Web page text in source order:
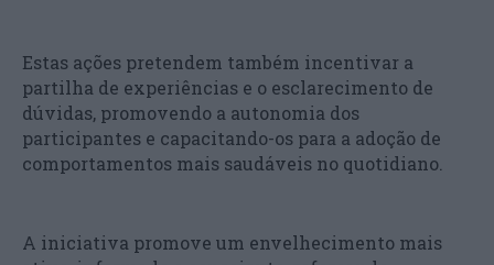
Estas ações pretendem também incentivar a
partilha de experiências e o esclarecimento de
dúvidas, promovendo a autonomia dos
participantes e capacitando-os para a adoção de
comportamentos mais saudáveis no quotidiano.
A iniciativa promove um envelhecimento mais